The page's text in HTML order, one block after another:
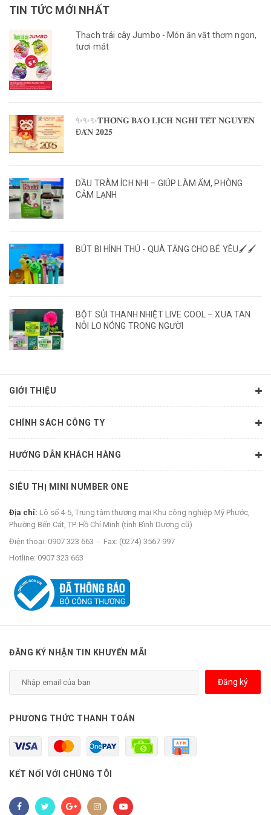
TIN TỨC MỚI NHẤT
Thạch trái cây Jumbo - Món ăn vặt thơm ngon,
tươi mát
✨✨✨𝐓𝐇𝐎̂𝐍𝐆 𝐁𝐀́𝐎 𝐋𝐈̣𝐂𝐇 𝐍𝐆𝐇𝐈̉ 𝐓𝐄̂́𝐓 𝐍𝐆𝐔𝐘𝐄̂𝐍
Đ𝐀́𝐍 𝟐𝟎𝟐𝟓
DẦU TRÀM ÍCH NHI – GIÚP LÀM ẤM, PHÒNG
CẢM LẠNH
BÚT BI HÌNH THÚ - QUÀ TẶNG CHO BÉ YÊU🖌️🖌️
BỘT SỦI THANH NHIỆT LIVE COOL – XUA TAN
NỖI LO NÓNG TRONG NGƯỜI
GIỚI THIỆU
CHÍNH SÁCH CÔNG TY
HƯỚNG DẪN KHÁCH HÀNG
SIÊU THỊ MINI NUMBER ONE
Địa chỉ: Lô số 4-5, Trung tâm thương mại Khu công nghiệp Mỹ Phước,
Phường Bến Cát, TP. Hồ Chí Minh (tỉnh Bình Dương cũ)
Điện thoại: 0907 323 663 - Fax: (0274) 3567 997
Hotline: 0907 323 663
ĐĂNG KÝ NHẬN TIN KHUYẾN MÃI
Đăng ký
PHƯƠNG THỨC THANH TOÁN
KẾT NỐI VỚI CHÚNG TÔI